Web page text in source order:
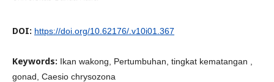
DOI: https://doi.org/10.62176/.v10i01.367
Keywords: Ikan wakong, Pertumbuhan, tingkat kematangan ,
gonad, Caesio chrysozona